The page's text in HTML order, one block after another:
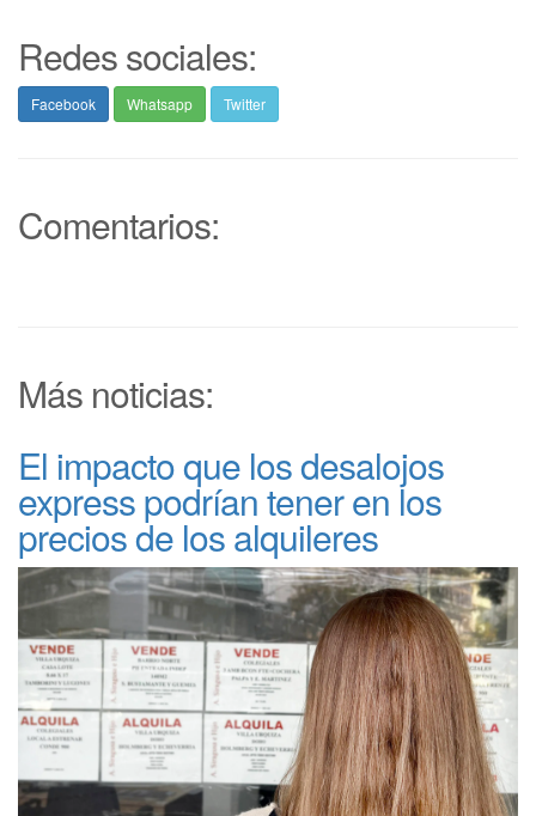
Redes sociales:
Facebook Whatsapp Twitter
Comentarios:
Más noticias:
El impacto que los desalojos
express podrían tener en los
precios de los alquileres